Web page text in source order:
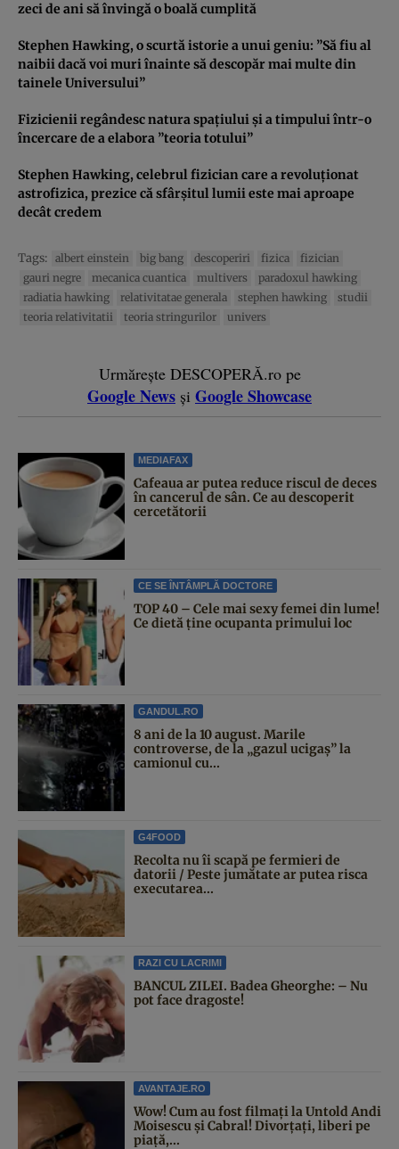
zeci de ani să învingă o boală cumplită
Stephen Hawking, o scurtă istorie a unui geniu: ”Să fiu al
naibii dacă voi muri înainte să descopăr mai multe din
tainele Universului”
Fizicienii regândesc natura spaţiului şi a timpului într-o
încercare de a elabora ”teoria totului”
Stephen Hawking, celebrul fizician care a revoluţionat
astrofizica, prezice că sfârşitul lumii este mai aproape
decât credem
Tags: albert einstein big bang descoperiri fizica
fizician
gauri negre
mecanica cuantica multivers
paradoxul hawking
radiatia hawking
relativitatae generala stephen hawking
studii
teoria relativitatii
teoria stringurilor univers
Urmărește DESCOPERĂ.ro pe
Google News și Google Showcase
MEDIAFAX
Cafeaua ar putea reduce riscul de deces
în cancerul de sân. Ce au descoperit
cercetătorii
CE SE ÎNTÂMPLĂ DOCTORE
TOP 40 – Cele mai sexy femei din lume!
Ce dietă ține ocupanta primului loc
GANDUL.RO
8 ani de la 10 august. Marile
controverse, de la „gazul ucigaș” la
camionul cu...
G4FOOD
Recolta nu îi scapă pe fermieri de
datorii / Peste jumătate ar putea risca
executarea...
RAZI CU LACRIMI
BANCUL ZILEI. Badea Gheorghe: – Nu
pot face dragoste!
AVANTAJE.RO
Wow! Cum au fost filmați la Untold Andi
Moisescu și Cabral! Divorțați, liberi pe
piață,...